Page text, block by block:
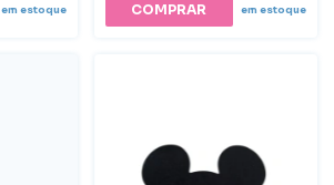
em estoque COMPRAR em estoque